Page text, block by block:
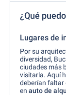
¿Qué
Lugares de
Por su
diversidad,
ciudades más
visitarla. Aquí
deberían faltar
en auto de